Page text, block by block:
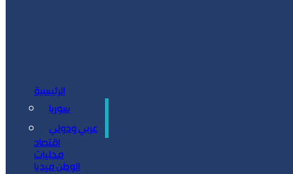
الرئيسية
سوريا
عربي ودولي
اقتصاد
محليات
الوطن ميديا